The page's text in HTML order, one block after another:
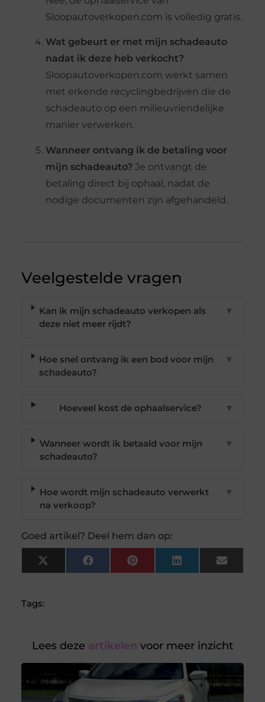
Sloopautoverkopen.com is volledig gratis.
Wat gebeurt er met mijn schadeauto
nadat ik deze heb verkocht?
Sloopautoverkopen.com werkt samen
met erkende recyclingbedrijven die de
schadeauto op een milieuvriendelijke
manier verwerken.
Wanneer ontvang ik de betaling voor
mijn schadeauto? Je ontvangt de
betaling direct bij ophaal, nadat de
nodige documenten zijn afgehandeld.
Veelgestelde vragen
Kan ik mijn schadeauto verkopen als
deze niet meer rijdt?
▼
Hoe snel ontvang ik een bod voor mijn
schadeauto?
▼
Hoeveel kost de ophaalservice? ▼
Wanneer wordt ik betaald voor mijn
schadeauto?
▼
Hoe wordt mijn schadeauto verwerkt
na verkoop?
▼
Goed artikel? Deel hem dan op:
X
(Twitter)
FacebookPinterest LinkedIn Email
Tags:
Lees deze artikelen voor meer inzicht